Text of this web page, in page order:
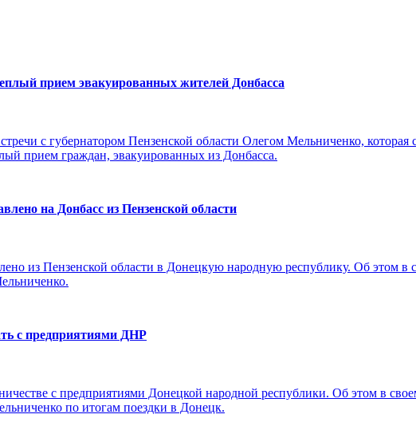
прием эвакуированных жителей Донбасса
с губернатором Пензенской области Олегом Мельниченко, которая
прием граждан, эвакуированных из Донбасса.
на Донбасс из Пензенской области
из Пензенской области в Донецкую народную республику. Об этом в
с предприятиями ДНР
с предприятиями Донецкой народной республики. Об этом в
по итогам поездки в Донецк.